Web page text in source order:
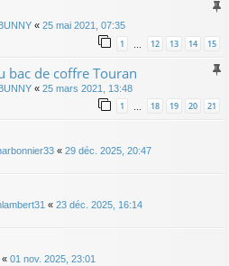
« 25 mai 2021, 07:35
1 12 13 14 15
bac de coffre Touran
« 25 mars 2021, 13:48
1 18 19 20 21
« 29 déc. 2025, 20:47
« 23 déc. 2025, 16:14
« 01 nov. 2025, 23:01